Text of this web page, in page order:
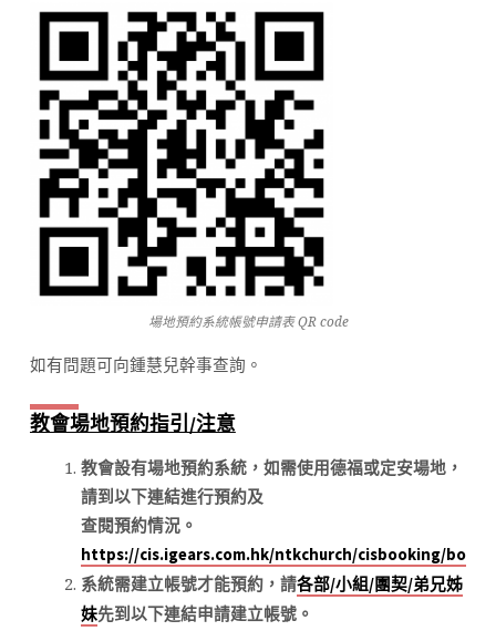
場地預約系統帳號申請表 QR code
如有問題可向鍾慧兒幹事查詢。
教會場地預約指引/注意
教會設有場地預約系統，如需使用德福或定安場地，
請到以下連結進行預約及
查閱預約情況。
https://cis.igears.com.hk/ntkchurch/cisbooking/
系統需建立帳號才能預約，請各部/小組/團契/弟兄姊
妹先到以下連結申請建立帳號。